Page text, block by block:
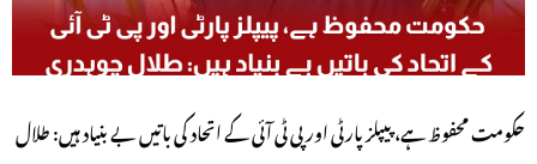
حکومت محفوظ ہے، پیپلز پارٹی اور پی ٹی آئی کے اتحاد کی باتیں بے بنیاد ہیں: طلال